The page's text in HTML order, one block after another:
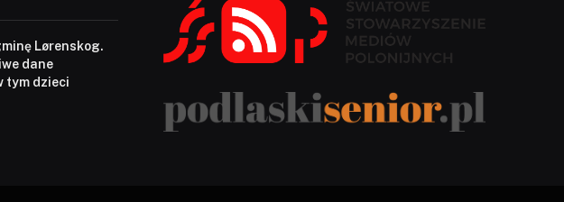
Lørenskog.
dane
tym dzieci